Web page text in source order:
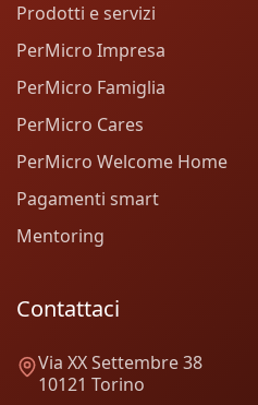
Prodotti e servizi
PerMicro Impresa
PerMicro Famiglia
PerMicro Cares
PerMicro Welcome Home
Pagamenti smart
Mentoring
Contattaci
Via XX Settembre 38
10121 Torino